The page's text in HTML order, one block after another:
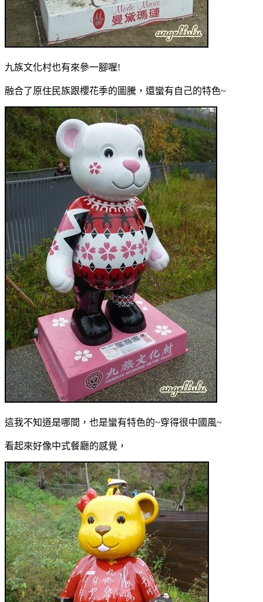
九族文化村也有來參一腳喔!
融合了原住民族跟櫻花季的圖騰，還蠻有自己的特色~
這我不知道是哪間，也是蠻有特色的~穿得很中國風~
看起來好像中式餐廳的感覺，